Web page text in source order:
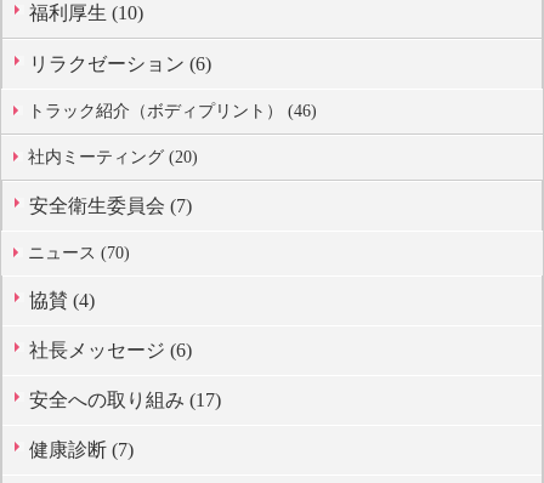
福利厚生 (10)
リラクゼーション (6)
トラック紹介（ボディプリント） (46)
社内ミーティング (20)
安全衛生委員会 (7)
ニュース (70)
協賛 (4)
社長メッセージ (6)
安全への取り組み (17)
健康診断 (7)